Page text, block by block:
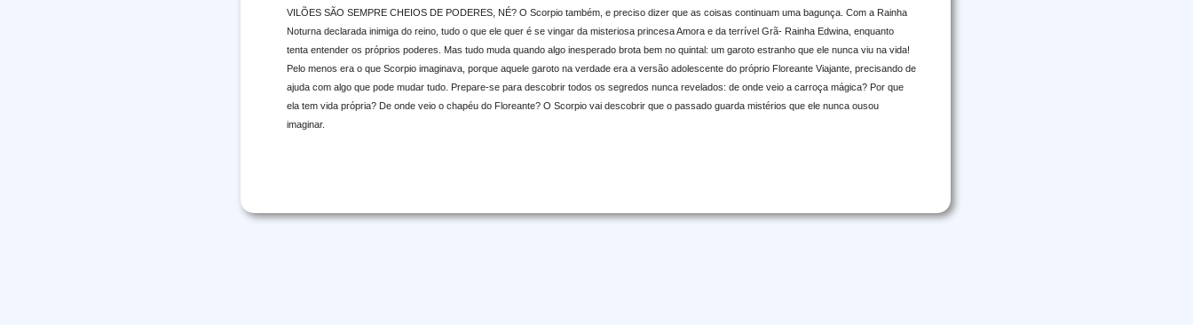
VILÕES SÃO SEMPRE CHEIOS DE PODERES, NÉ? O Scorpio também, e preciso dizer que as coisas continuam uma bagunça. Com a Rainha
Noturna declarada inimiga do reino, tudo o que ele quer é se vingar da misteriosa princesa Amora e da terrível Grã- Rainha Edwina, enquanto
tenta entender os próprios poderes. Mas tudo muda quando algo inesperado brota bem no quintal: um garoto estranho que ele nunca viu na vida!
Pelo menos era o que Scorpio imaginava, porque aquele garoto na verdade era a versão adolescente do próprio Floreante Viajante, precisando de
ajuda com algo que pode mudar tudo. Prepare-se para descobrir todos os segredos nunca revelados: de onde veio a carroça mágica? Por que
ela tem vida própria? De onde veio o chapéu do Floreante? O Scorpio vai descobrir que o passado guarda mistérios que ele nunca ousou
imaginar.